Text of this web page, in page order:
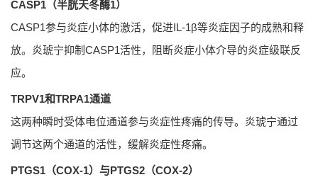
CASP1（半胱天冬酶1）
CASP1参与炎症小体的激活，促进IL-1β等炎症因子的成熟和释
放。炎琥宁抑制CASP1活性，阻断炎症小体介导的炎症级联反
应。
TRPV1和TRPA1通道
这两种瞬时受体电位通道参与炎症性疼痛的传导。炎琥宁通过
调节这两个通道的活性，缓解炎症性疼痛。
PTGS1（COX-1）与PTGS2（COX-2）